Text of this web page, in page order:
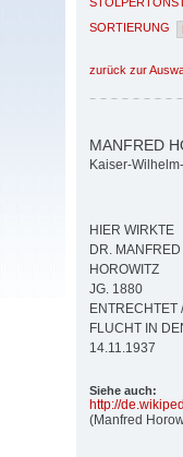
SORTIERUNG
zurück zur
MANFRED
Kaiser-
HIER WIRKTE
DR. MANFRED
HOROWITZ
JG. 1880
ENTRECHTET
FLUCHT IN
14.11.1937
Siehe auch:
http://
(Manfred